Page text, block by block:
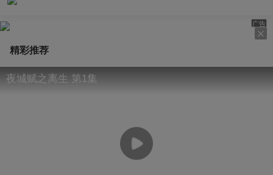
广告
精彩推荐
夜城赋之离生 第1集